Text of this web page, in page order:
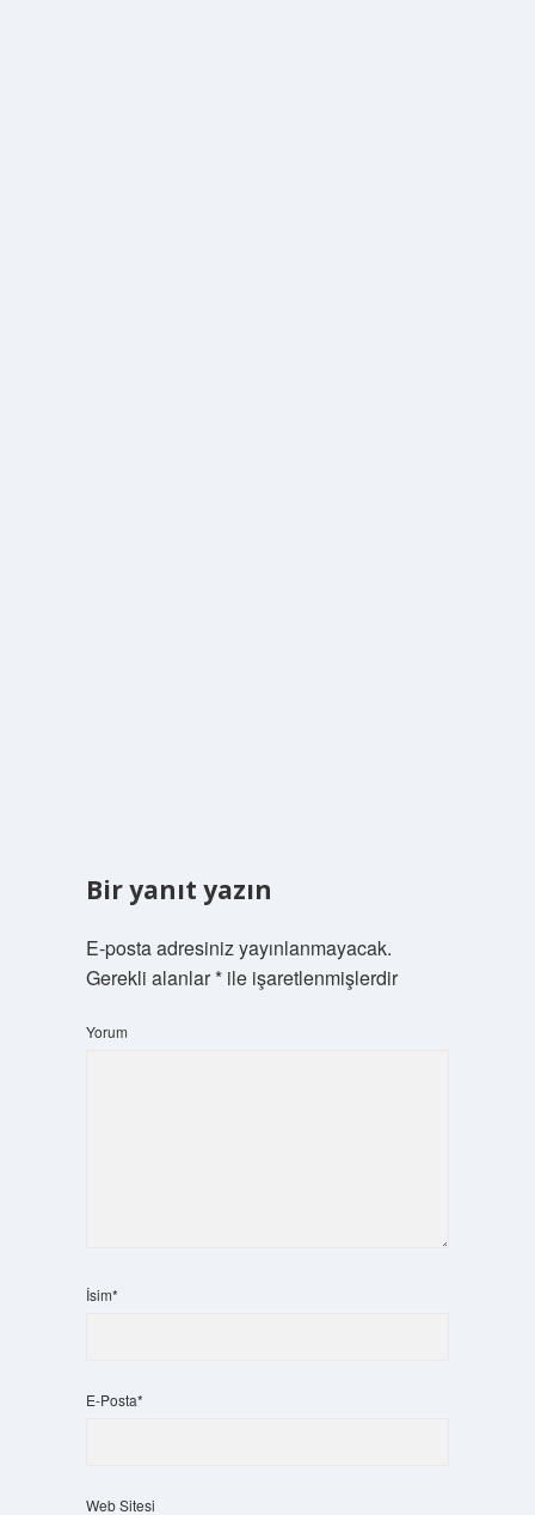
Bir yanıt yazın
E-posta adresiniz yayınlanmayacak.
Gerekli alanlar*ile işaretlenmişlerdir
Yorum
İsim*
E-Posta*
Web Sitesi